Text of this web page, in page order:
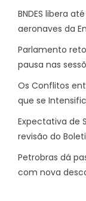
BNDES libera
aeronaves da
Parlamento
pausa nas
Os Conflitos
que se
Expectativa de
revisão do
Petrobras dá
com nova